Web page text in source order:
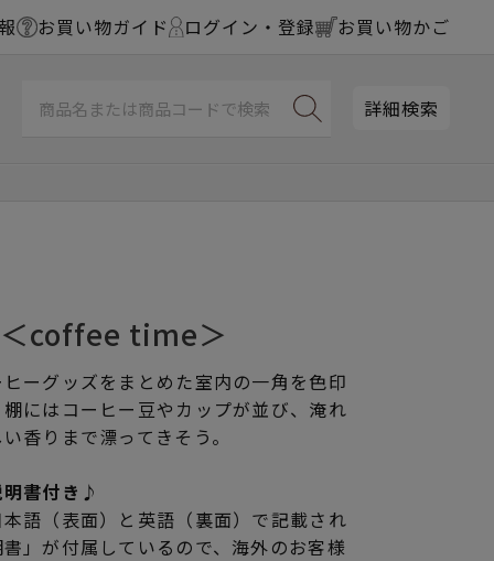
お買い物ガイド ログイン・登録 お買い物かご
詳細検索
＜coffee time＞
ーグッズをまとめた室内の一角を色印
にはコーヒー豆やカップが並び、淹れ
香りまで漂ってきそう。
明書付き♪
語（表面）と英語（裏面）で記載され
」が付属しているので、海外のお客様